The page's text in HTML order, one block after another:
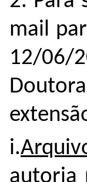
mail
12/06/
i.
autoria